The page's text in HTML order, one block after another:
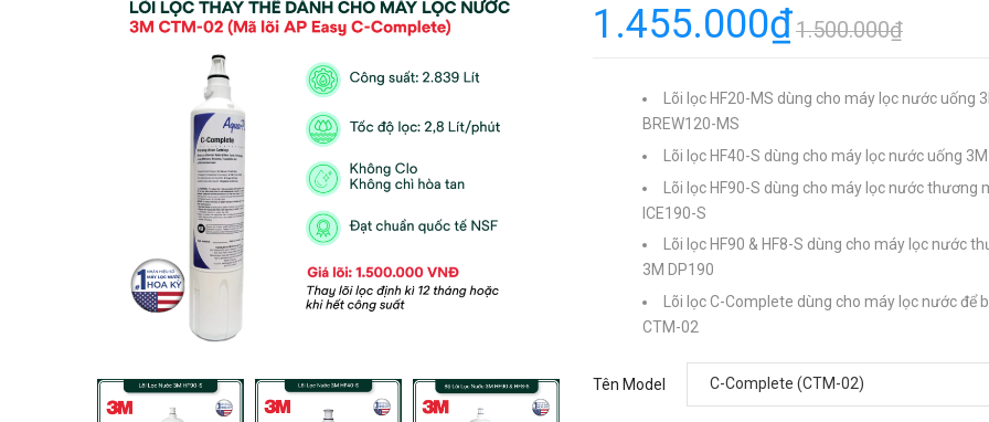
1.455.000₫1.500.000₫
Lõi lọc HF20-MS dùng cho máy lọc nước uống
BREW120-MS
Lõi lọc HF40-S dùng cho máy lọc nước uống
Lõi lọc HF90-S dùng cho máy lọc nước thương
ICE190-S
Lõi lọc HF90 & HF8-S dùng cho máy lọc nước
3M DP190
Lõi lọc C-Complete dùng cho máy lọc nước để
CTM-02
Tên Model